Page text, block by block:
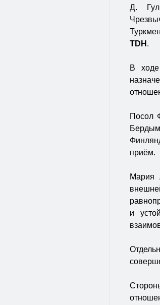
Д.
TDH .
В
Посол
приём.
Мария
и